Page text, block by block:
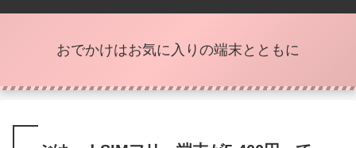
おでかけはお気に入りの端末とともに